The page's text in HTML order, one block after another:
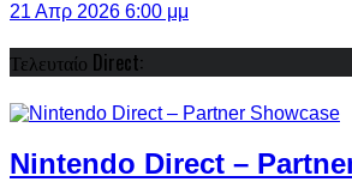
21 Απρ 2026 6:00 μμ
Τελευταίο Direct:
Nintendo Direct –